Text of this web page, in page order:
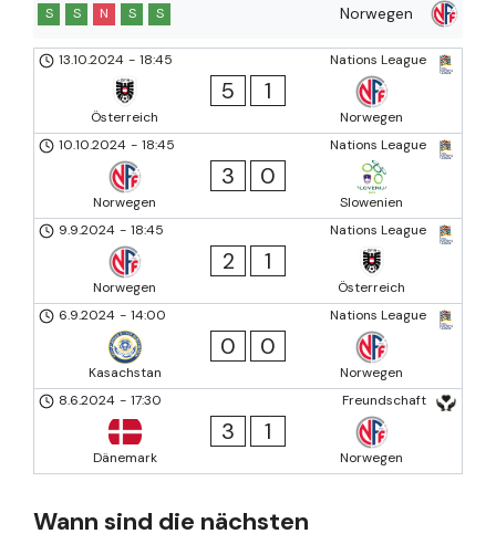
Norwegen
S S N S S
Nations League
13.10.2024 - 18:45
Österreich
5 1
Norwegen
Nations League
10.10.2024 - 18:45
Norwegen
3 0
Slowenien
Nations League
9.9.2024 - 18:45
Norwegen
2 1
Österreich
Nations League
6.9.2024 - 14:00
Kasachstan
0 0
Norwegen
Freundschaft
8.6.2024 - 17:30
Dänemark
3 1
Norwegen
Wann sind die nächsten